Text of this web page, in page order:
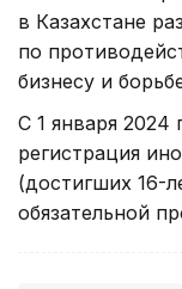
в Казахстане
по
бизнесу и
С 1 января 2024
регистрация
(достигших 16-
обязательной